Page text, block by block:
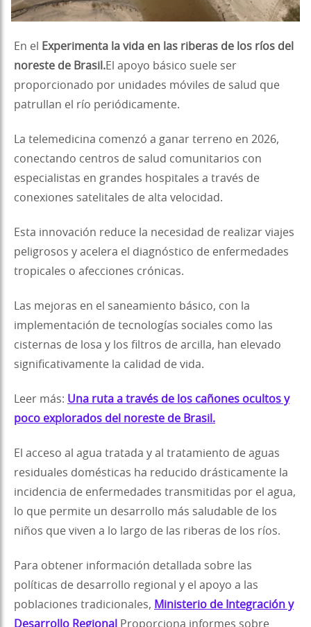
En el
Experimenta la vida en las riberas de los ríos del
noreste de Brasil.El apoyo básico suele ser
proporcionado por unidades móviles de salud que
patrullan el río periódicamente.
La telemedicina comenzó a ganar terreno en 2026,
conectando centros de salud comunitarios con
especialistas en grandes hospitales a través de
conexiones satelitales de alta velocidad.
Esta innovación reduce la necesidad de realizar viajes
peligrosos y acelera el diagnóstico de enfermedades
tropicales o afecciones crónicas.
Las mejoras en el saneamiento básico, con la
implementación de tecnologías sociales como las
cisternas de losa y los filtros de arcilla, han elevado
significativamente la calidad de vida.
Leer más: Una ruta a través de los cañones ocultos y
poco explorados del noreste de Brasil.
El acceso al agua tratada y al tratamiento de aguas
residuales domésticas ha reducido drásticamente la
incidencia de enfermedades transmitidas por el agua,
lo que permite un desarrollo más saludable de los
niños que viven a lo largo de las riberas de los ríos.
Para obtener información detallada sobre las
políticas de desarrollo regional y el apoyo a las
poblaciones tradicionales, Ministerio de Integración y
Desarrollo Regional
Proporciona informes sobre